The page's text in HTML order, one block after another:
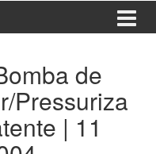
de
Pressuriza
| 11